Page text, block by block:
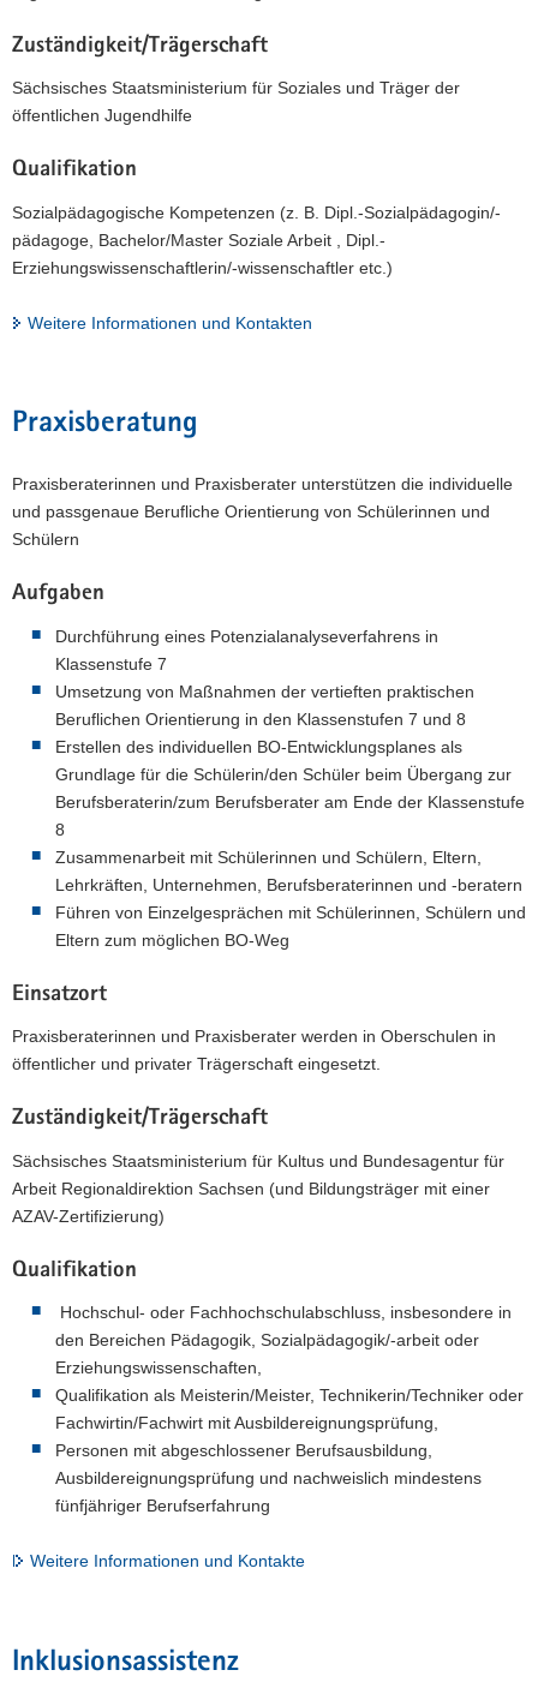
Zuständigkeit/Trägerschaft
Sächsisches Staatsministerium für Soziales und Träger der
öffentlichen Jugendhilfe
Qualifikation
Sozialpädagogische Kompetenzen (z. B. Dipl.-Sozialpädagogin/-
pädagoge, Bachelor/Master Soziale Arbeit , Dipl.-
Erziehungswissenschaftlerin/-wissenschaftler etc.)
Weitere Informationen und Kontakten
Praxisberatung
Praxisberaterinnen und Praxisberater unterstützen die individuelle
und passgenaue Berufliche Orientierung von Schülerinnen und
Schülern
Aufgaben
Durchführung eines Potenzialanalyseverfahrens in
Klassenstufe 7
Umsetzung von Maßnahmen der vertieften praktischen
Beruflichen Orientierung in den Klassenstufen 7 und 8
Erstellen des individuellen BO-Entwicklungsplanes als
Grundlage für die Schülerin/den Schüler beim Übergang zur
Berufsberaterin/zum Berufsberater am Ende der Klassenstufe
8
Zusammenarbeit mit Schülerinnen und Schülern, Eltern,
Lehrkräften, Unternehmen, Berufsberaterinnen und -beratern
Führen von Einzelgesprächen mit Schülerinnen, Schülern und
Eltern zum möglichen BO-Weg
Einsatzort
Praxisberaterinnen und Praxisberater werden in Oberschulen in
öffentlicher und privater Trägerschaft eingesetzt.
Zuständigkeit/Trägerschaft
Sächsisches Staatsministerium für Kultus und Bundesagentur für
Arbeit Regionaldirektion Sachsen (und Bildungsträger mit einer
AZAV-Zertifizierung)
Qualifikation
Hochschul- oder Fachhochschulabschluss, insbesondere in
den Bereichen Pädagogik, Sozialpädagogik/-arbeit oder
Erziehungswissenschaften,
Qualifikation als Meisterin/Meister, Technikerin/Techniker oder
Fachwirtin/Fachwirt mit Ausbildereignungsprüfung,
Personen mit abgeschlossener Berufsausbildung,
Ausbildereignungsprüfung und nachweislich mindestens
fünfjähriger Berufserfahrung
Weitere Informationen und Kontakte
Inklusionsassistenz